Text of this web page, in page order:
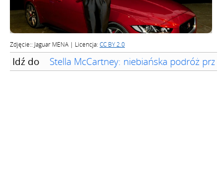
Zdjęcie:: Jaguar MENA | Licencja: CC BY 2.0
Idź do Stella McCartney: niebiańska podróż